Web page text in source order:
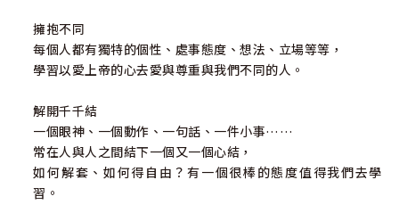
擁抱不同
每個人都有獨特的個性、處事態度、想法、立場等等，
學習以愛上帝的心去愛與尊重與我們不同的人。
解開千千結
一個眼神、一個動作、一句話、一件小事……
常在人與人之間結下一個又一個心結，
如何解套、如何得自由？有一個很棒的態度值得我們去學
習。